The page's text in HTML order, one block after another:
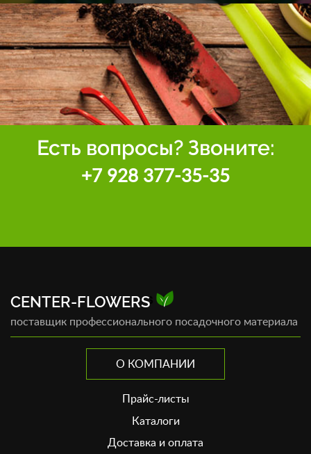
Есть вопросы? Звоните:
+7 928 377-35-35
CENTER-FLOWERS
поставщик профессионального посадочного материала
О КОМПАНИИ
Прайс-листы
Каталоги
Доставка и оплата